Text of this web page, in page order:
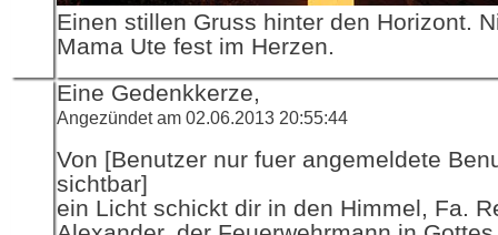
Einen stillen Gruss hinter den Horizont.
Mama Ute fest im Herzen.
Eine Gedenkkerze,
Angezündet am 02.06.2013 20:55:44
Von [Benutzer nur fuer angemeldete
sichtbar]
ein Licht schickt dir in den Himmel, Fa.